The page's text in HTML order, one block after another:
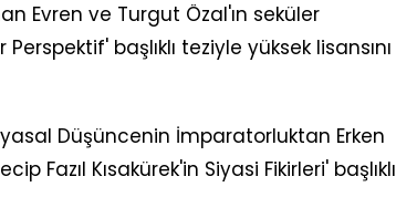
Evren ve Turgut Özal'ın seküler
başlıklı teziyle yüksek lisansını
Düşüncenin İmparatorluktan Erken
Fazıl Kısakürek'in Siyasi Fikirleri' başlıklı